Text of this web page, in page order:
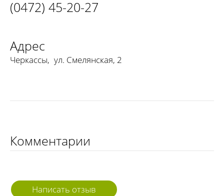
(0472) 45-20-27
Адрес
Черкассы, ул. Смелянская, 2
Комментарии
Написать отзыв